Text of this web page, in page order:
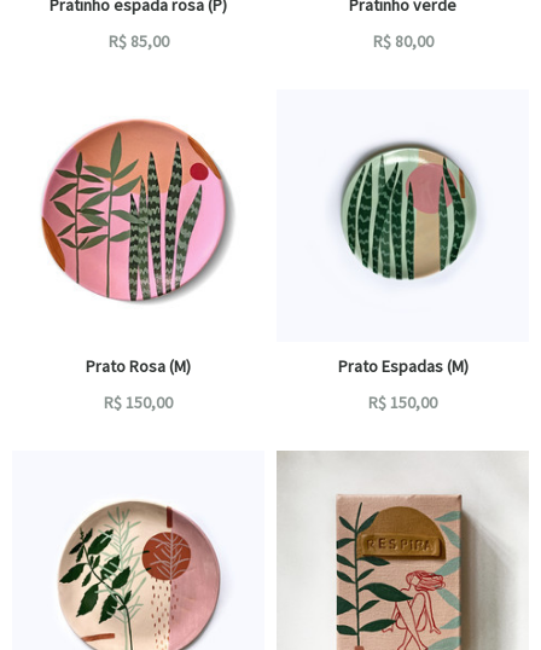
Pratinho espada rosa (P)
R$ 85,00
Pratinho verde
R$ 80,00
Prato Rosa (M)
R$150,00
Prato Espadas (M)
R$150,00